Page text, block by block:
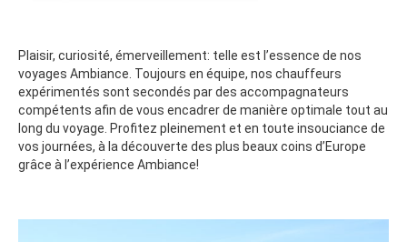
Plaisir, curiosité, émerveillement: telle est l’essence de nos
voyages Ambiance. Toujours en équipe, nos chauffeurs
expérimentés sont secondés par des accompagnateurs
compétents afin de vous encadrer de manière optimale tout au
long du voyage. Profitez pleinement et en toute insouciance de
vos journées, à la découverte des plus beaux coins d’Europe
grâce à l’expérience Ambiance!